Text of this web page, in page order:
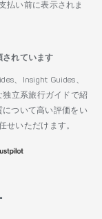
払い前に表示されま
されています
、Insight Guides、
独立系旅行ガイドで紹
ついて高い評価をい
せいただけます。